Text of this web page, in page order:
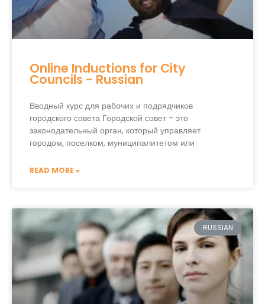
Online Inductions for City
Councils - Russian
Вводный курс для рабочих и подрядчиков
городского совета Городской совет - это
законодательный орган, который управляет
городом, поселком, муниципалитетом или
READ MORE »
RUSSIAN